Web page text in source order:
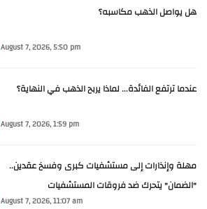
هل يواصل الذهب مكاسبه؟
August 7, 2026, 5:50 pm
عندما ترتفع الفائدة... لماذا يربح الذهب في النهاية؟
August 7, 2026, 1:59 pm
مهلة وإنذارات إلى مستشفيات كبرى وفسخ عقدين..
"الضمان" يتحرك ضد فروقات المستشفيات
August 7, 2026, 11:07 am